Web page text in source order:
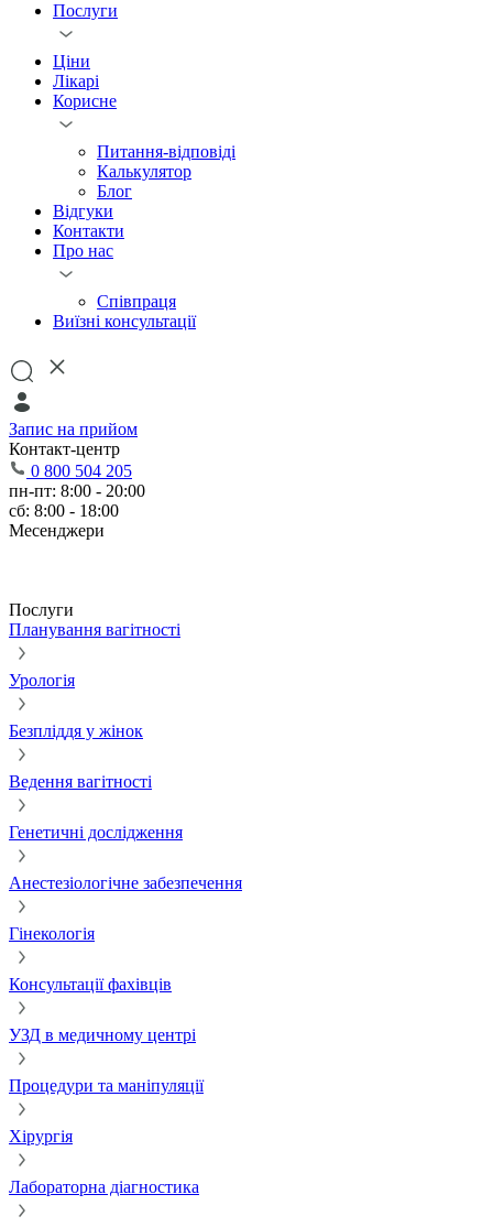
Послуги
Ціни
Лікарі
Корисне
Питання-відповіді
Калькулятор
Блог
Відгуки
Контакти
Про нас
Співпраця
Виїзні консультації
Запис на прийом
Контакт-центр
0 800 504 205
пн-пт: 8:00 - 20:00
сб: 8:00 - 18:00
Месенджери
Послуги
Планування вагітності
Урологія
Безпліддя у жінок
Ведення вагітності
Генетичні дослідження
Анестезіологічне забезпечення
Гінекологія
Консультації фахівців
УЗД в медичному центрі
Процедури та маніпуляції
Хірургія
Лабораторна діагностика